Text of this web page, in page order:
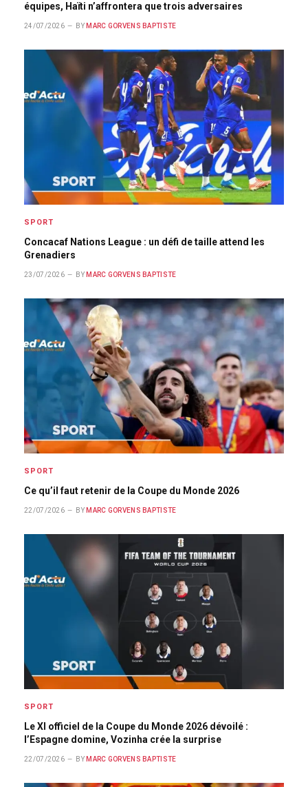
équipes, Haïti n’affrontera que trois adversaires
24/07/2026 BY MARC GORVENS BAPTISTE
SPORT
Concacaf Nations League : un défi de taille attend les
Grenadiers
23/07/2026 BY MARC GORVENS BAPTISTE
SPORT
Ce qu’il faut retenir de la Coupe du Monde 2026
22/07/2026 BY MARC GORVENS BAPTISTE
SPORT
Le XI officiel de la Coupe du Monde 2026 dévoilé :
l’Espagne domine, Vozinha crée la surprise
22/07/2026 BY MARC GORVENS BAPTISTE